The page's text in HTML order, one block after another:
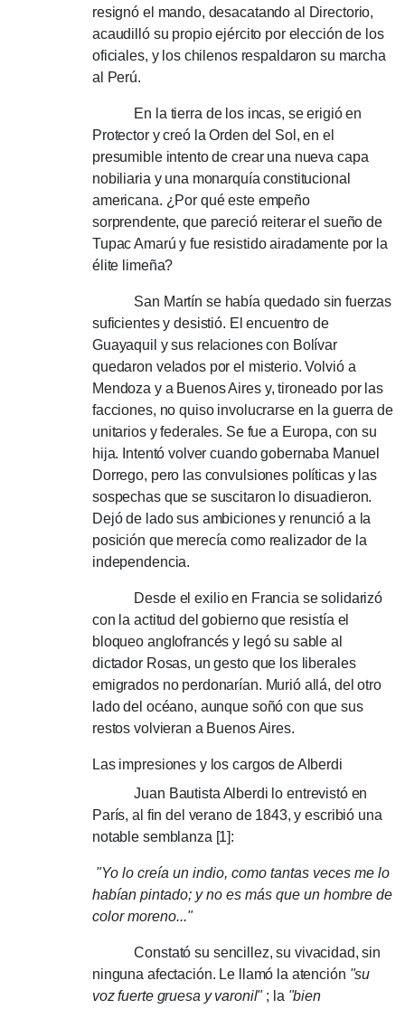
resignó el mando, desacatando al Directorio,
acaudilló su propio ejército por elección de los
oficiales, y los chilenos respaldaron su marcha
al Perú.
En la tierra de los incas, se erigió en
Protector y creó la Orden del Sol, en el
presumible intento de crear una nueva capa
nobiliaria y una monarquía constitucional
americana. ¿Por qué este empeño
sorprendente, que pareció reiterar el sueño de
Tupac Amarú y fue resistido airadamente por la
élite limeña?
San Martín se había quedado sin fuerzas
suficientes y desistió. El encuentro de
Guayaquil y sus relaciones con Bolívar
quedaron velados por el misterio.Volvió a
Mendoza y a Buenos Aires y, tironeado por las
facciones, no quiso involucrarse en la guerra de
unitarios y federales. Se fue a Europa, con su
hija. Intentó volver cuando gobernaba Manuel
Dorrego, pero las convulsiones políticas y las
sospechas que se suscitaron lo disuadieron.
Dejó de lado sus ambiciones y renunció a la
posición que merecía como realizador de la
independencia.
Desde el exilio en Francia se solidarizó
con la actitud del gobierno que resistía el
bloqueo anglofrancés y legó su sable al
dictador Rosas, un gesto que los liberales
emigrados no perdonarían. Murió allá, del otro
lado del océano, aunque soñó con que sus
restos volvieran a Buenos Aires.
Las impresiones y los cargos de Alberdi
Juan Bautista Alberdi lo entrevistó en
París, al fin del verano de 1843, y escribió una
notable semblanza [1]:
"Yo lo creía un indio, como tantas veces me lo
habían pintado; y no es más que un hombre de
color moreno..."
Constató su sencillez, su vivacidad, sin
ninguna afectación. Le llamó la atención "su
voz fuerte gruesa y varonil"; la "bien